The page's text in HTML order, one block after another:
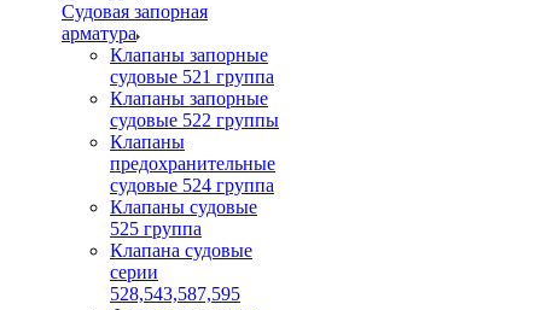
Судовая запорная
арматура
Клапаны запорные
судовые 521 группа
Клапаны запорные
судовые 522 группы
Клапаны
предохранительные
судовые 524 группа
Клапаны судовые
525 группа
Клапана судовые
серии
528,543,587,595